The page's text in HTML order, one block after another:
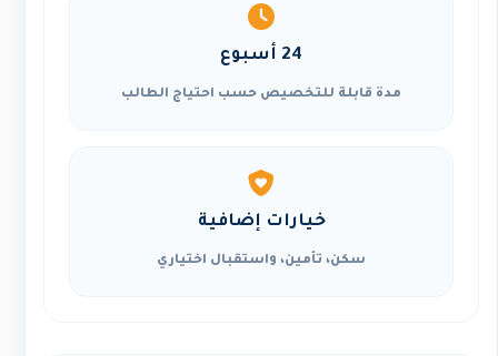
24 أسبوع
مدة قابلة للتخصيص حسب احتياج الطالب
خيارات إضافية
سكن، تأمين، واستقبال اختياري